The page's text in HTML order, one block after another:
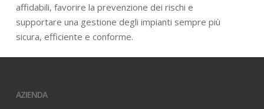
affidabili, favorire la prevenzione dei rischi e
supportare una gestione degli impianti sempre più
sicura, efficiente e conforme.
AZIENDA